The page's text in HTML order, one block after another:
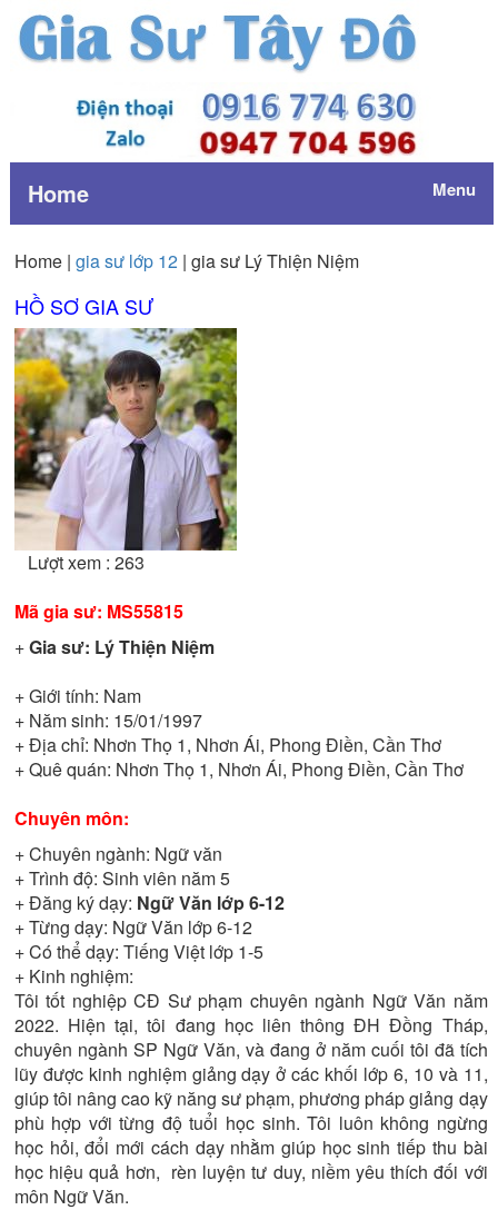
Home Menu
Home | gia sư lớp 12| gia sư Lý Thiện Niệm
HỒ SƠ GIA SƯ
Lượt xem : 263
Mã gia sư: MS55815
+Gia sư: Lý Thiện Niệm
+ Giới tính: Nam
+ Năm sinh: 15/01/1997
+ Địa chỉ: Nhơn Thọ 1, Nhơn Ái, Phong Điền, Cần Thơ
+ Quê quán: Nhơn Thọ 1, Nhơn Ái, Phong Điền, Cần Thơ
Chuyên môn:
+ Chuyên ngành: Ngữ văn
+ Trình độ: Sinh viên năm 5
+ Đăng ký dạy: Ngữ Văn lớp 6-12
+ Từng dạy: Ngữ Văn lớp 6-12
+ Có thể dạy: Tiếng Việt lớp 1-5
+ Kinh nghiệm:
Tôi tốt nghiệp CĐ Sư phạm chuyên ngành Ngữ Văn năm
2022. Hiện tại, tôi đang học liên thông ĐH Đồng Tháp,
chuyên ngành SP Ngữ Văn, và đang ở năm cuối tôi đã tích
lũy được kinh nghiệm giảng dạy ở các khối lớp 6, 10 và 11,
giúp tôi nâng cao kỹ năng sư phạm, phương pháp giảng dạy
phù hợp với từng độ tuổi học sinh. Tôi luôn không ngừng
học hỏi, đổi mới cách dạy nhằm giúp học sinh tiếp thu bài
học hiệu quả hơn, rèn luyện tư duy, niềm yêu thích đối với
môn Ngữ Văn.